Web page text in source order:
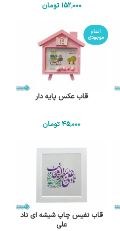
152٬000 تومان
اتمام
موجودی
قاب عکس پایه دار
45٬000تومان
قاب نفیس چاپ شیشه ای ناد
علی